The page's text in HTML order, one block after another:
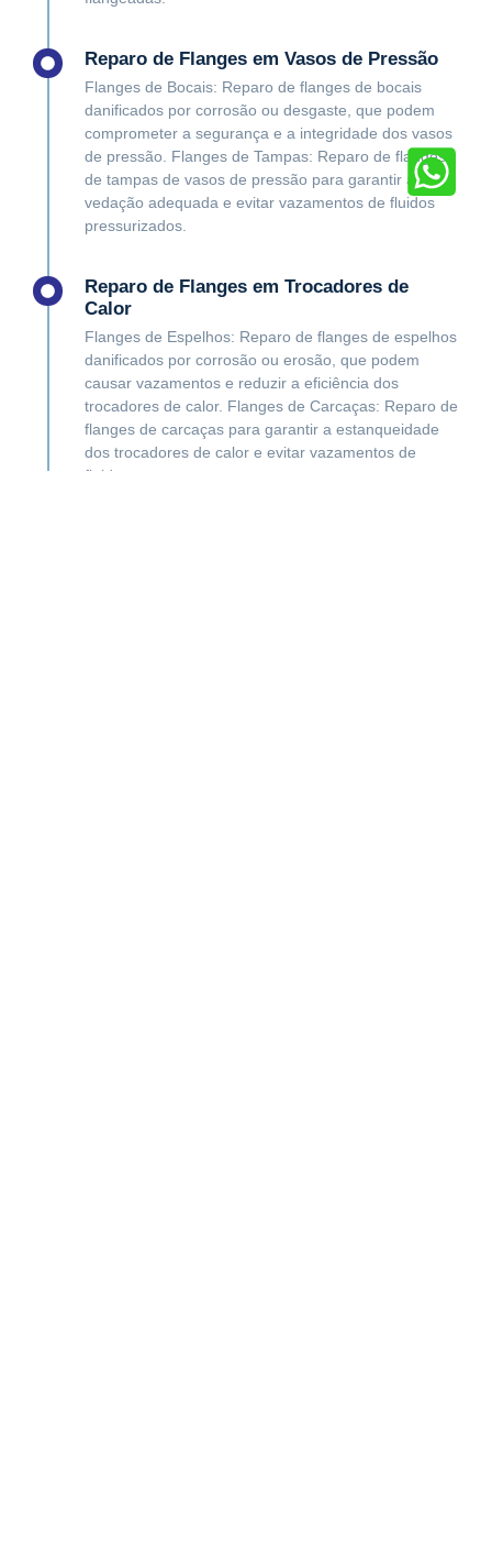
Reparo de Flanges em Vasos de Pressão
Flanges de Bocais: Reparo de flanges de bocais
danificados por corrosão ou desgaste, que podem
comprometer a segurança e a integridade dos vasos
de pressão. Flanges de Tampas: Reparo de flanges
de tampas de vasos de pressão para garantir a
vedação adequada e evitar vazamentos de fluidos
pressurizados.
Reparo de Flanges em Trocadores de
Calor
Flanges de Espelhos: Reparo de flanges de espelhos
danificados por corrosão ou erosão, que podem
causar vazamentos e reduzir a eficiência dos
trocadores de calor. Flanges de Carcaças: Reparo de
flanges de carcaças para garantir a estanqueidade
dos trocadores de calor e evitar vazamentos de
fluidos.